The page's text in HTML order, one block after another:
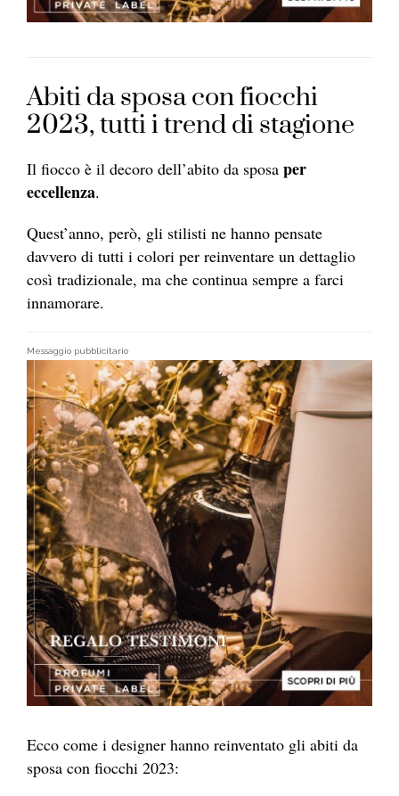
Abiti da sposa con fiocchi
2023, tutti i trend di stagione
Il fiocco è il decoro dell’abito da sposa per
eccellenza.
Quest’anno, però, gli stilisti ne hanno pensate
davvero di tutti i colori per reinventare un dettaglio
così tradizionale, ma che continua sempre a farci
innamorare.
Messaggio pubblicitario
Ecco come i designer hanno reinventato gli abiti da
sposa con fiocchi 2023: